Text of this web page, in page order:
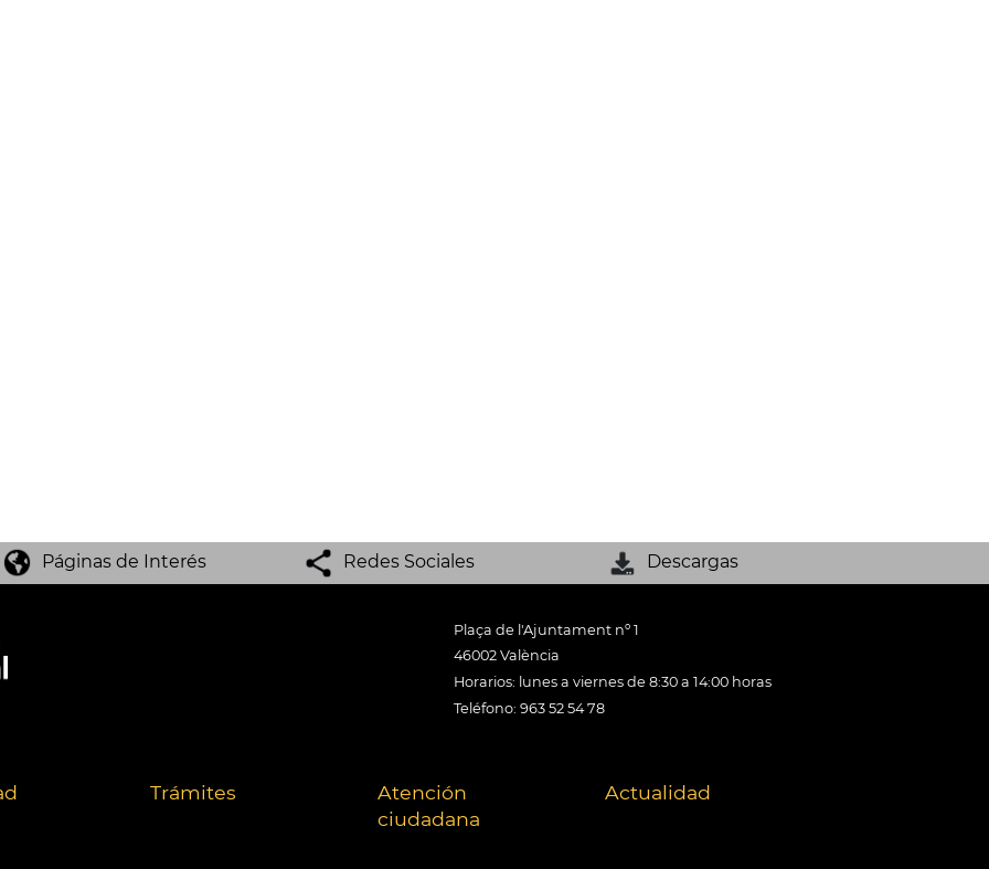
Páginas de Interés Redes Sociales Descargas
Plaça de l'Ajuntament nº 1
46002 València
Horarios: lunes a viernes de 8:30 a 14:00 horas
Teléfono: 963 52 54 78
Trámites
Atención
ciudadana
Actualidad